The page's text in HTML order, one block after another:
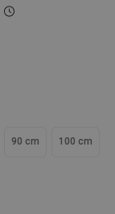
90 cm 100 cm